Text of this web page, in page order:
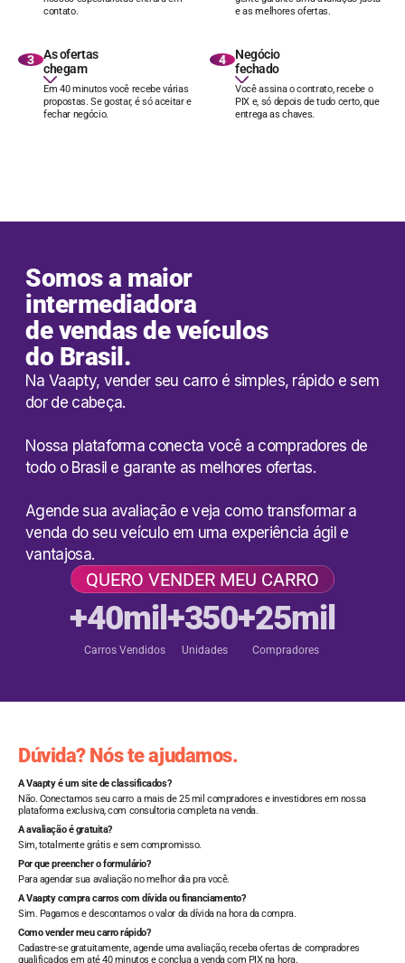
contato.
e as melhores ofertas.
3
As ofertas
chegam
Em 40 minutos você recebe várias
propostas. Se gostar, é só aceitar e
fechar negócio.
4
Negócio
fechado
Você assina o contrato, recebe o
PIX e, só depois de tudo certo, que
entrega as chaves.
Somos a maior
intermediadora
de vendas de veículos
do Brasil.
Na Vaapty, vender seu carro é simples, rápido e sem
dor de cabeça.
Nossa plataforma conecta você a compradores de
todo o Brasil e garante as melhores ofertas.
Agende sua avaliação e veja como transformar a
venda do seu veículo em uma experiência ágil e
vantajosa.
QUERO VENDER MEU CARRO
+40mil
Carros Vendidos
+350
Unidades
+25mil
Compradores
Dúvida? Nós te ajudamos.
A Vaapty é um site de classificados?
Não. Conectamos seu carro a mais de 25 mil compradores e investidores em nossa
plataforma exclusiva, com consultoria completa na venda.
A avaliação é gratuita?
Sim, totalmente grátis e sem compromisso.
Por que preencher o formulário?
Para agendar sua avaliação no melhor dia pra você.
A Vaapty compra carros com dívida ou financiamento?
Sim. Pagamos e descontamos o valor da dívida na hora da compra.
Como vender meu carro rápido?
Cadastre-se gratuitamente, agende uma avaliação, receba ofertas de compradores
qualificados em até 40 minutos e conclua a venda com PIX na hora.